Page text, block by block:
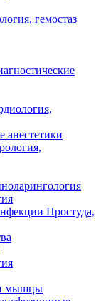
гемостаз
анестетики
Простуда,
мышцы